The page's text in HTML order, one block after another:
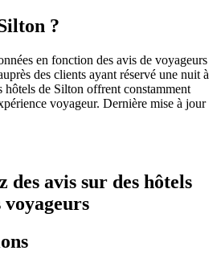
?
en fonction des avis de voyageurs
des clients ayant réservé une nuit à
hôtels de Silton offrent constamment
voyageur. Dernière mise à jour
des avis sur des hôtels
voyageurs